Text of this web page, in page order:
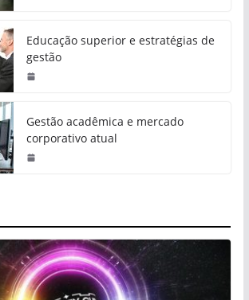
Educação superior e estratégias de
gestão
Gestão acadêmica e mercado
corporativo atual